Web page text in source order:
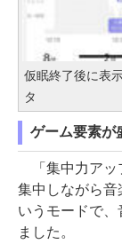
仮眠終了後に表
タ
ゲーム要素が
「集中力アッ
集中しながら音
いうモードで
ました。